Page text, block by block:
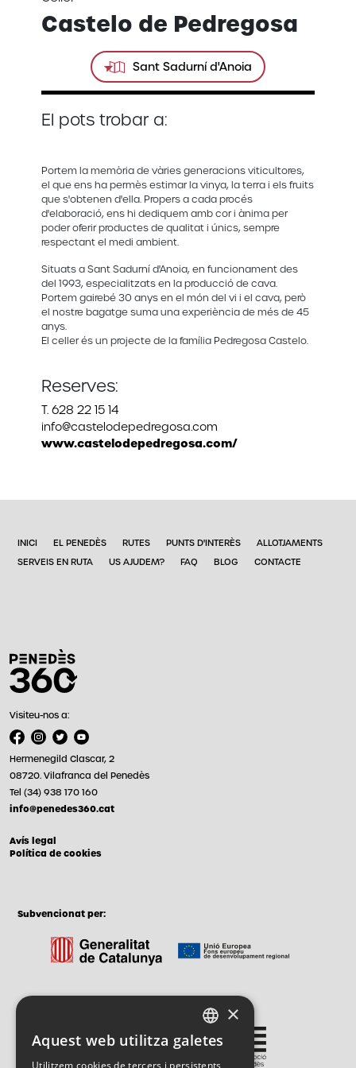
Castelo de Pedregosa
Sant Sadurní d'Anoia
El pots trobar a:
Portem la memòria de vàries generacions viticultores,
el que ens ha permès estimar la vinya, la terra i els fruits
que s'obtenen d'ella. Propers a cada procés
d'elaboració, ens hi dediquem amb cor i ànima per
poder oferir productes de qualitat i únics, sempre
respectant el medi ambient.
Situats a Sant Sadurní d'Anoia, en funcionament des
del 1993, especialitzats en la producció de cava.
Portem gairebé 30 anys en el món del vi i el cava, però
el nostre bagatge suma una experiència de més de 45
anys.
El celler és un projecte de la família Pedregosa Castelo.
Reserves:
T. 628 22 15 14
info@castelodepedregosa.com
www.castelodepedregosa.com/
INICI EL PENEDÈS RUTES PUNTS D'INTERÈS
ALLOTJAMENTS
SERVEIS EN RUTA
US AJUDEM? FAQ BLOG CONTACTE
Visiteu-nos a:
Hermenegild Clascar, 2
08720. Vilafranca del Penedès
Tel (34) 938 170 160
info@penedes360.cat
Avís legal
Política de cookies
Subvencionat per:
CATALAN
×
Aquest web utilitza galetes
Utilitzem cookies de tercers i persistents